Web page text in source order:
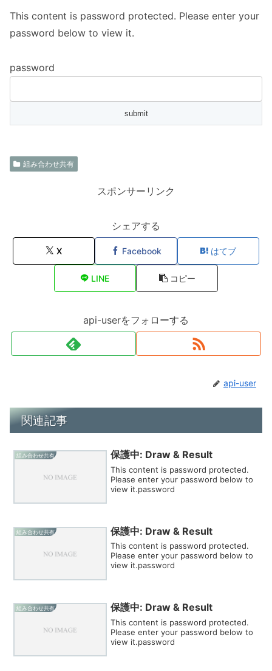
This content is password protected. Please enter your
password below to view it.
password
組み合わせ共有
スポンサーリンク
シェアする
X Facebook はてブ
LINE コピー
api-userをフォローする
api-user
関連記事
組み合わせ共有 保護中: Draw & Result
This content is password protected.
Please enter your password below to
view it.password
組み合わせ共有 保護中: Draw & Result
This content is password protected.
Please enter your password below to
view it.password
組み合わせ共有 保護中: Draw & Result
This content is password protected.
Please enter your password below to
view it.password